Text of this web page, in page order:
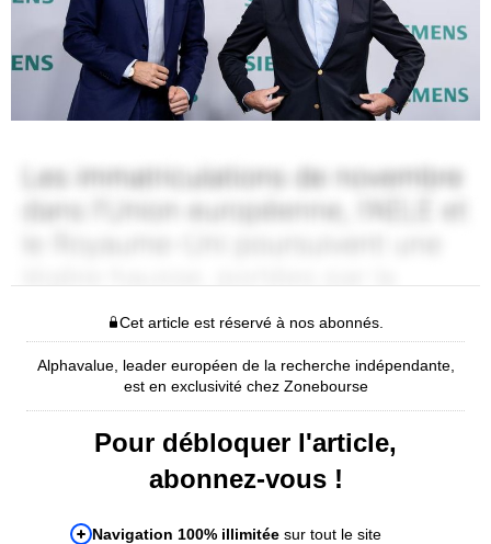
Cet article est réservé à nos abonnés.
Alphavalue, leader européen de la recherche indépendante,
est en exclusivité chez Zonebourse
Pour débloquer l'article,
abonnez-vous !
Navigation 100% illimitée sur tout le site